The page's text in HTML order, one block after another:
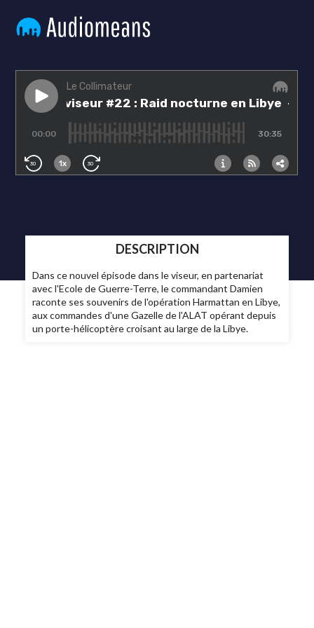
DESCRIPTION
Dans ce nouvel épisode dans le viseur, en partenariat
avec l'Ecole de Guerre-Terre, le commandant Damien
raconte ses souvenirs de l'opération Harmattan en Libye,
aux commandes d'une Gazelle de l'ALAT opérant depuis
un porte-hélicoptère croisant au large de la Libye.